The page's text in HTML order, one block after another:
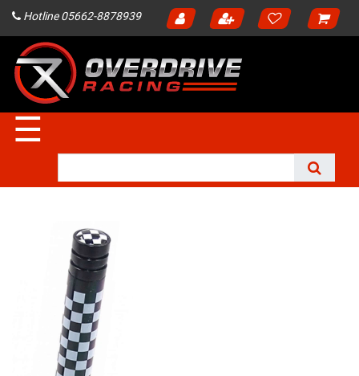
Hotline 05662-8878939
☰